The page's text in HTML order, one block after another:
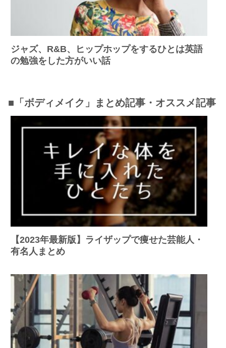
ジャズ、R&B、ヒップホップをするひとは英語
の勉強をした方がいい話
■「ボディメイク」まとめ記事・オススメ記事
【2023年最新版】ライザップで痩せた芸能人・
有名人まとめ